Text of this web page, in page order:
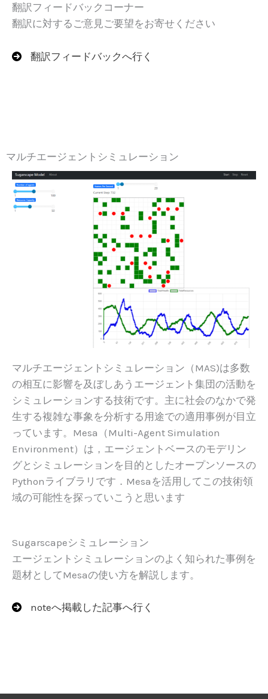
翻訳フィードバックコーナー
翻訳に対するご意見ご要望をお寄せください
翻訳フィードバックへ行く
マルチエージェントシミュレーション
マルチエージェントシミュレーション（MAS)は多数
の相互に影響を及ぼしあうエージェント集団の活動を
シミュレーションする技術です。主に社会のなかで発
生する複雑な事象を分析する用途での適用事例が目立
っています。Mesa（Multi-Agent Simulation
Environment）は，エージェントベースのモデリン
グとシミュレーションを目的としたオープンソースの
Pythonライブラリです．Mesaを活用してこの技術領
域の可能性を探っていこうと思います
Sugarscapeシミュレーション
エージェントシミュレーションのよく知られた事例を
題材としてMesaの使い方を解説します。
noteへ掲載した記事へ行く